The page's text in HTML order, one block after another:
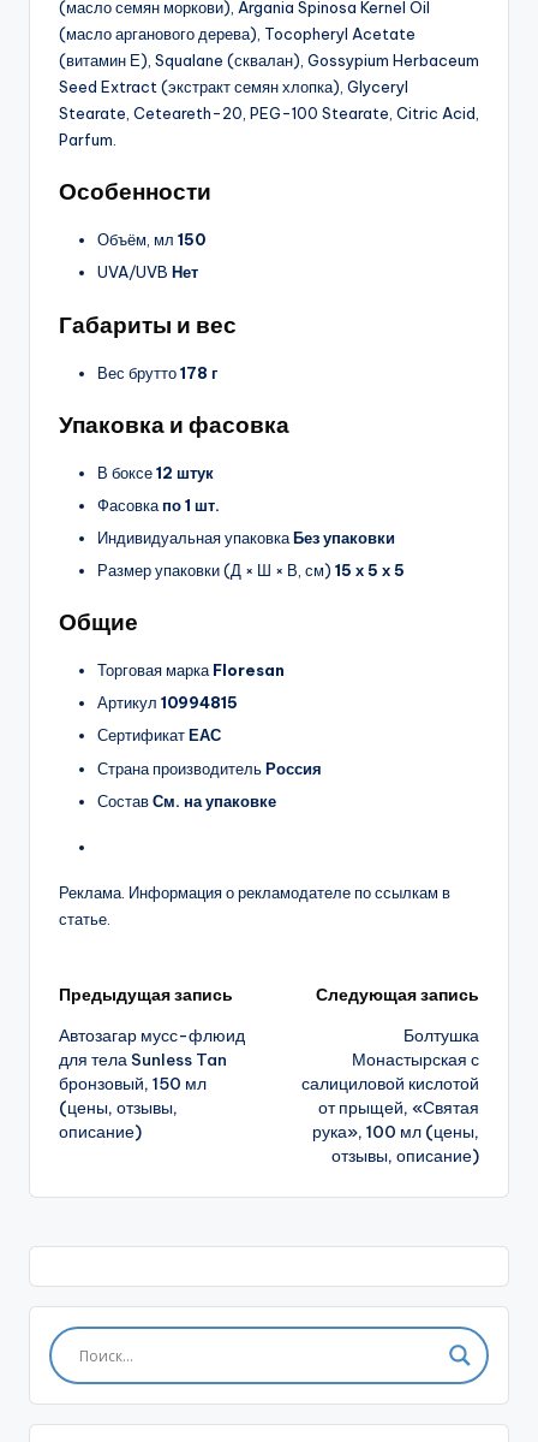
(масло семян моркови), Argania Spinosa Kernel Oil
(масло арганового дерева), Tocopheryl Acetate
(витамин Е), Squalane (сквалан), Gossypium Herbaceum
Seed Extract (экстракт семян хлопка), Glyceryl
Stearate, Ceteareth-20, PEG-100 Stearate, Citric Acid,
Parfum.
Особенности
Объём, мл 150
UVA/UVB Нет
Габариты и вес
Вес брутто178 г
Упаковка и фасовка
В боксе12 штук
Фасовкапо 1 шт.
Индивидуальная упаковкаБез упаковки
Размер упаковки (Д × Ш × В, см) 15 х 5 х 5
Общие
Торговая маркаFloresan
Артикул 10994815
СертификатЕАС
Страна производительРоссия
СоставСм. на упаковке
Реклама. Информация о рекламодателе по ссылкам в
статье.
Навигация
записи
Предыдущая запись
Автозагар мусс-флюид
для тела Sunless Tan
бронзовый, 150 мл
(цены, отзывы,
описание)
Следующая запись
Болтушка
Монастырская с
салициловой кислотой
от прыщей, «Святая
рука», 100 мл (цены,
отзывы, описание)